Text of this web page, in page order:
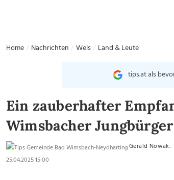
Home Nachrichten Wels Land & Leute
tips.at als
Ein zauberhafter
Wimsbacher Jungbürger
Gerald Nowak,
25.04.2025 15:00